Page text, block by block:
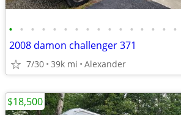
• • • • • • • • • • • • • • • •
2008 damon challenger 371
7/30 39k mi Alexander
$18,500